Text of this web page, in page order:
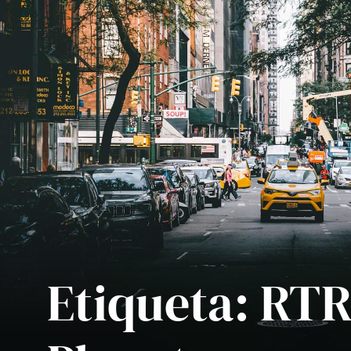
Etiqueta: